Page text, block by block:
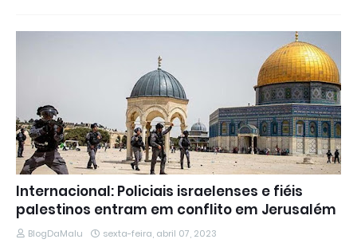
Internacional: Policiais israelenses e fiéis
palestinos entram em conflito em Jerusalém
BlogDaMalu sexta-feira, abril 07, 2023